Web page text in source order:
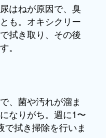
はねが原因で、臭
も。オキシクリー
拭き取り、その後
。
、菌や汚れが溜ま
なりがち。週に1〜
拭き掃除を行いま